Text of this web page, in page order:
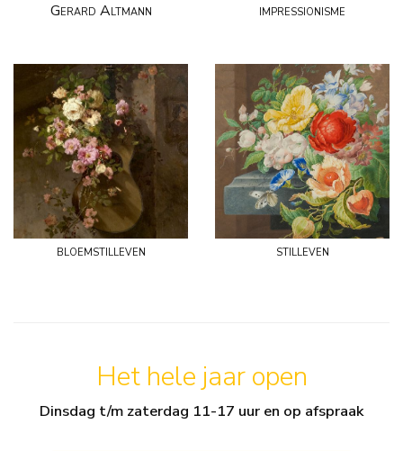
Gerard Altmann impressionisme
bloemstilleven stilleven
Het hele jaar open
Dinsdag t/m zaterdag 11-17 uur en op afspraak